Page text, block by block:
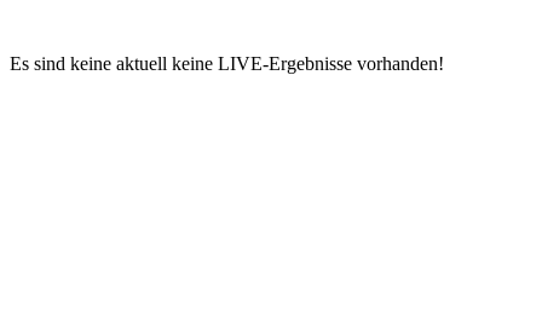
Es sind keine aktuell keine LIVE-Ergebnisse vorhanden!